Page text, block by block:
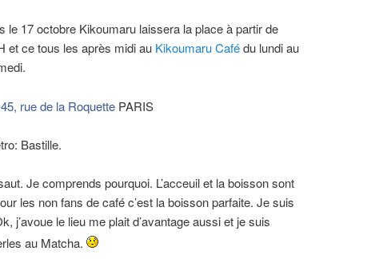
le 17 octobre Kikoumaru laissera la place à partir de
et ce tous les après midi au Kikoumaru Cafédu lundi au
rue de la Roquette PARIS
Bastille.
Je comprends pourquoi. L’acceuil et la boisson sont
les non fans de café c’est la boisson parfaite. Je suis
j’avoue le lieu me plait d’avantage aussi et je suis
au Matcha.